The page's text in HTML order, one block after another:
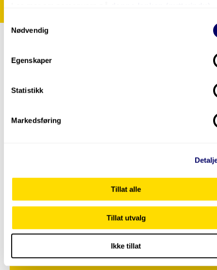
Nødvendig
Egenskaper
Statistikk
Markedsføring
Tillat alle
Tillat utvalg
Ikke tillat
Lærer Utveksling